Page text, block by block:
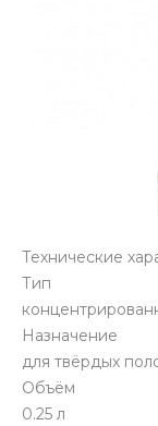
Технические
Тип
Назначение
для твёрдых
Объём
0.25 л